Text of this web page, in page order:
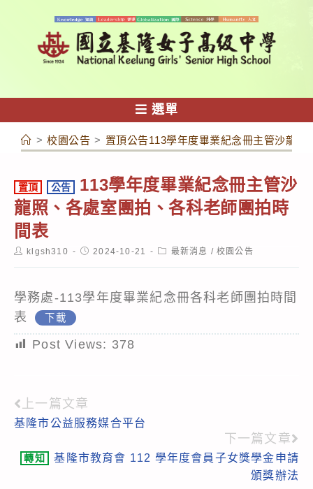
容
選單
> 校園公告 > 置頂公告113學年度畢業紀念冊主管沙龍
置頂 公告
113學年度畢業紀念冊主管沙
龍照、各處室團拍、各科老師團拍時
間表
Postklgsh310
Post2024-10-21
Post最新消息 / 校園公告
學務處-113學年度畢業紀念冊各科老師團拍時間
表
下載
Post Views: 378
Read
more
articles
上一篇文章
基隆市公益服務媒合平台
下一篇文章
轉知
基隆市教育會 112 學年度會員子女獎學金申請
頒獎辦法